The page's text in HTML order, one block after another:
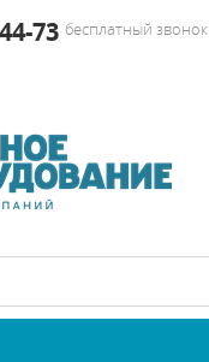
73 бесплатный звонок